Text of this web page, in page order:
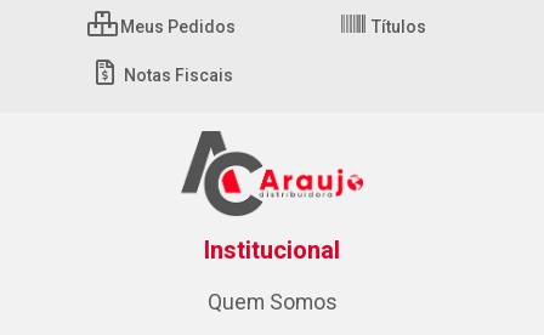
Meus Pedidos Títulos
Notas Fiscais
Institucional
Quem Somos